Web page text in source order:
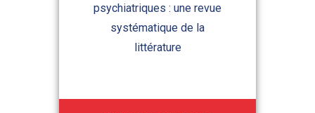
psychiatriques : une revue
systématique de la
littérature